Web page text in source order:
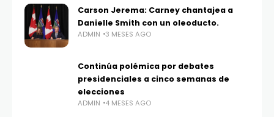
Carson Jerema: Carney chantajea a
Danielle Smith con un oleoducto.
ADMIN 3 MESES AGO
Continúa polémica por debates
presidenciales a cinco semanas de
elecciones
ADMIN 4 MESES AGO